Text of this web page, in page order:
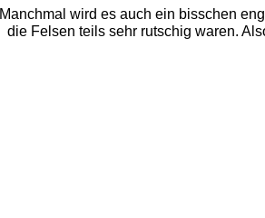
Manchmal wird es auch ein bisschen
die Felsen teils sehr rutschig waren.